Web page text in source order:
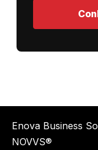
Enova Business
NOVVS®